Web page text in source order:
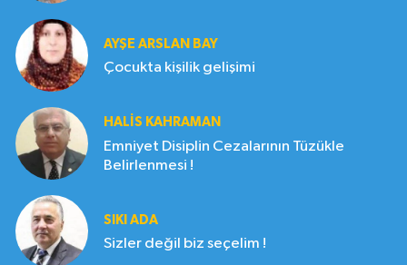
AYŞE ARSLAN BAY
Çocukta kişilik gelişimi
HALIS KAHRAMAN
Emniyet Disiplin Cezalarının Tüzükle
Belirlenmesi !
SIKI ADA
Sizler değil biz seçelim !